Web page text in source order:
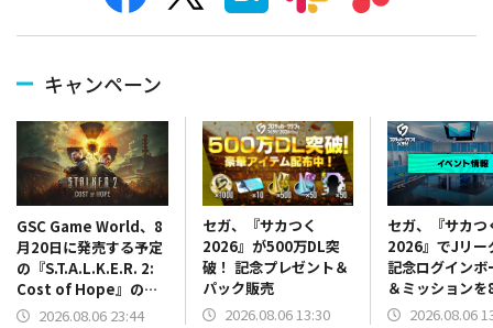
キャンペーン
GSC Game World、8
月20日に発売する予定
の『S.T.A.L.K.E.R. 2:
Cost of Hope』のロ
ケーションを紹介する
2026.08.06 23:44
セガ、『サカつく
2026』が500万DL突
破！ 記念プレゼント＆
パック販売
2026.08.06 13:30
セガ、『サカつ
2026』でJリー
記念ログインボ
＆ミッション
13時より開催
2026.08.06